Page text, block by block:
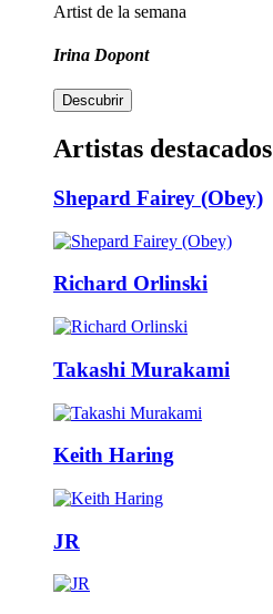
Artist de la semana
Irina Dopont
Descubrir
Artistas destacados
Shepard Fairey (Obey)
Richard Orlinski
Takashi Murakami
Keith Haring
JR